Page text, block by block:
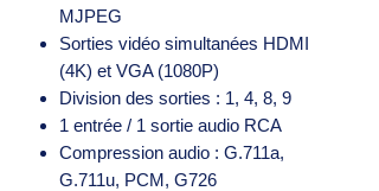
MJPEG
Sorties vidéo simultanées HDMI
(4K) et VGA (1080P)
Division des sorties : 1, 4, 8, 9
1 entrée / 1 sortie audio RCA
Compression audio : G.711a,
G.711u, PCM, G726